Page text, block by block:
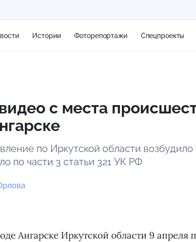
Истории Фоторепортажи Спецпроекты
с места
по Иркутской области
по части 3 статьи 321 УК РФ
Ангарске Иркутской области 9 апреля